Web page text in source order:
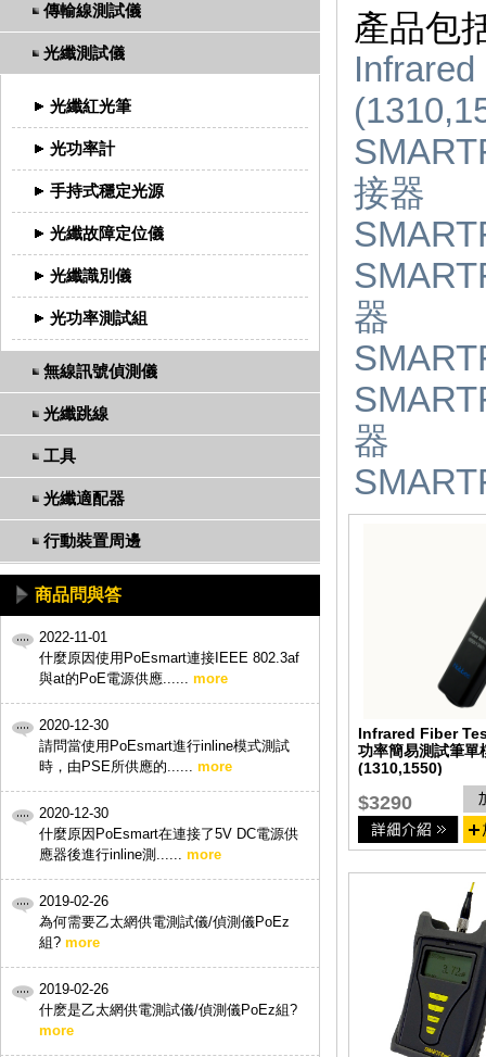
產品包
接器
器
器
Infrared Fiber
功率簡易測試筆單
(1310,1550)
$3290
傳輸線測試儀
光纖測試儀
光纖紅光筆
光功率計
手持式穩定光源
光纖故障定位儀
光纖識別儀
光功率測試組
無線訊號偵測儀
光纖跳線
工具
光纖適配器
行動裝置周邊
商品問與答
2022-11-01
什麼原因使用PoEsmart連接IEEE 802.3af
與at的PoE電源供應...... more
2020-12-30
請問當使用PoEsmart進行inline模式測試
時，由PSE所供應的...... more
2020-12-30
什麼原因PoEsmart在連接了5V DC電源供
應器後進行inline測...... more
2019-02-26
為何需要乙太網供電測試儀/偵測儀PoEz
組? more
2019-02-26
什麽是乙太網供電測試儀/偵測儀PoEz組?
more